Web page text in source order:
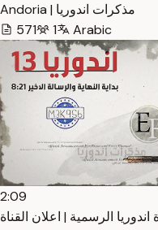
Andoria | مذكرات اندوريا
571
1 Arabic
2:09